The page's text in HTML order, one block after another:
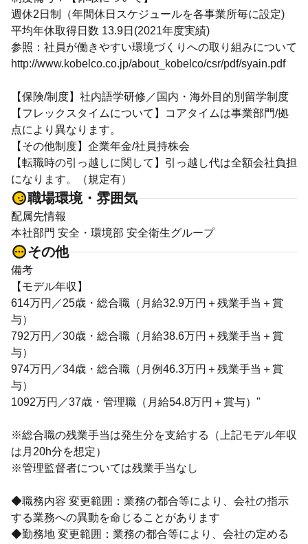
週休2日制（年間休日スケジュールを各事業所毎に設定)
平均年休取得日数 13.9日(2021年度実績)
参照：社員が働きやすい環境づくりへの取り組みについて
http://www.kobelco.co.jp/about_kobelco/csr/pdf/syain.pdf
【保険/制度】社内語学研修／国内・海外目的別留学制度
【フレックスタイムについて】コアタイムは事業部門/拠
点により異なります。
【その他制度】企業年金/社員持株会
【転職時の引っ越しに関して】引っ越し代は全額会社負担
になります。（規定有）
職場環境・雰囲気
配属先情報
本社部門 安全・環境部 安全衛生グループ
その他
備考
【モデル年収】
614万円／25歳・総合職（月給32.9万円＋残業手当＋賞
与）
792万円／30歳・総合職（月給38.6万円＋残業手当＋賞
与）
974万円／34歳・総合職（月例46.3万円＋残業手当＋賞
与）
1092万円／37歳・管理職（月給54.8万円＋賞与）"
※総合職の残業手当は発生分を支給する（上記モデル年収
は月20h分を想定）
※管理監督者については残業手当なし
◆職務内容 変更範囲：業務の都合等により、会社の指示
する業務への異動を命じることがあります
◆勤務地 変更範囲：業務の都合等により、会社の定める